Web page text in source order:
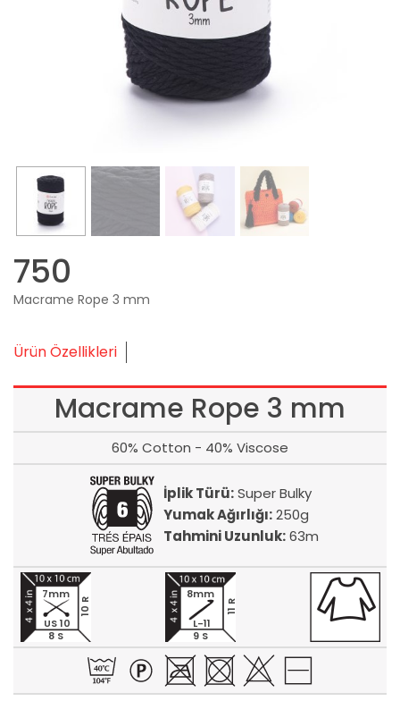
750
Macrame Rope 3 mm
Ürün Özellikleri
Macrame Rope 3 mm
60% Cotton - 40% Viscose
İplik Türü:Super Bulky
Yumak Ağırlığı:250g
Tahmini Uzunluk:63m
8 S
10 R
7mm
US 10
9 S
11 R
8mm
L-11